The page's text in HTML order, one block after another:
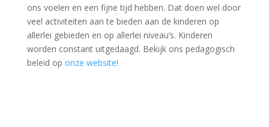
ons voelen en een fijne tijd hebben. Dat doen wel door
veel activiteiten aan te bieden aan de kinderen op
allerlei gebieden en op allerlei niveau’s. Kinderen
worden constant uitgedaagd. Bekijk ons pedagogisch
beleid op onze website!